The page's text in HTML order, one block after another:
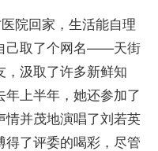
院回家，生活能自理
己取了个网名——天街
汲取了许多新鲜知
上半年，她还参加了
并茂地演唱了刘若英
了评委的喝彩，尽管